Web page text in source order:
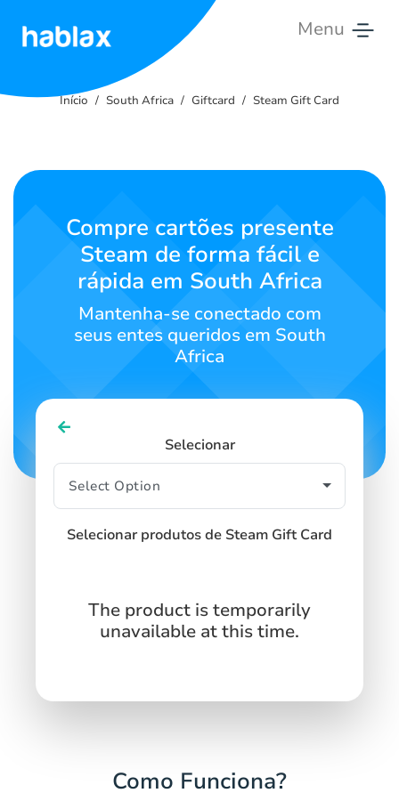
Menu
Tarifas
Contate-
Português
Início South Africa Giftcard Steam Gift Card
Compre cartões presente
Steam de forma fácil e
rápida em South Africa
Mantenha-se conectado com
seus entes queridos em South
Africa
Selecionar
Selecionar produtos de Steam Gift Card
The product is temporarily
unavailable at this time.
Como Funciona?